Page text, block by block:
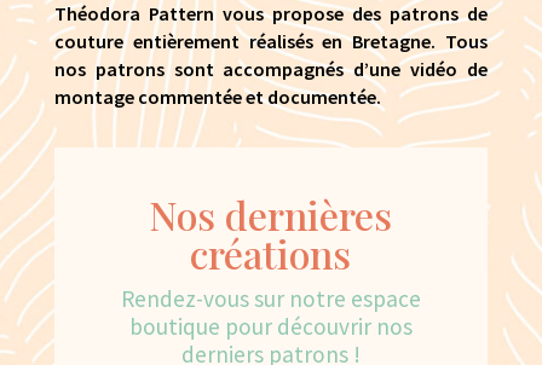
Théodora Pattern vous propose des patrons de
couture entièrement réalisés en Bretagne. Tous
nos patrons sont accompagnés d’une vidéo de
montage commentée et documentée.
Nos dernières
créations
Rendez-vous sur notre espace
boutique pour découvrir nos
derniers patrons !